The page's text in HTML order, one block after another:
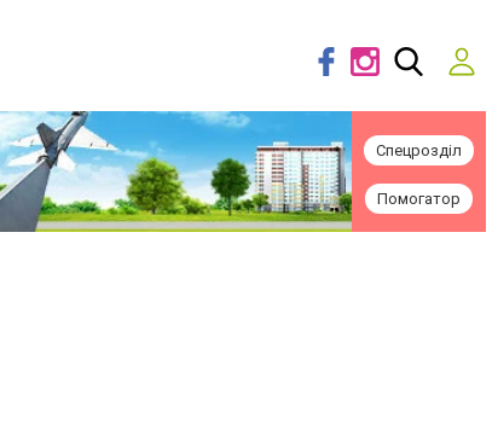
Спецрозділ
Помогатор